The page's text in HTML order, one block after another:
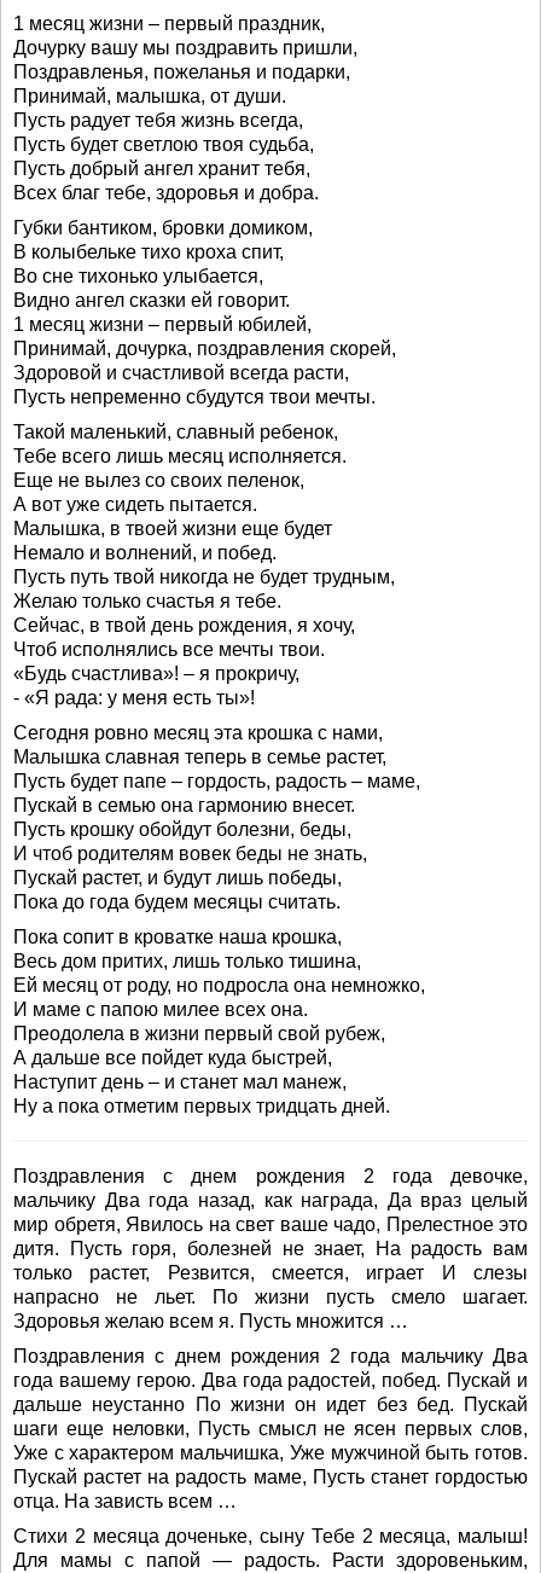
1 месяц жизни – первый праздник,
Дочурку вашу мы поздравить пришли,
Поздравленья, пожеланья и подарки,
Принимай, малышка, от души.
Пусть радует тебя жизнь всегда,
Пусть будет светлою твоя судьба,
Пусть добрый ангел хранит тебя,
Всех благ тебе, здоровья и добра.
Губки бантиком, бровки домиком,
В колыбельке тихо кроха спит,
Во сне тихонько улыбается,
Видно ангел сказки ей говорит.
1 месяц жизни – первый юбилей,
Принимай, дочурка, поздравления скорей,
Здоровой и счастливой всегда расти,
Пусть непременно сбудутся твои мечты.
Такой маленький, славный ребенок,
Тебе всего лишь месяц исполняется.
Еще не вылез со своих пеленок,
А вот уже сидеть пытается.
Малышка, в твоей жизни еще будет
Немало и волнений, и побед.
Пусть путь твой никогда не будет трудным,
Желаю только счастья я тебе.
Сейчас, в твой день рождения, я хочу,
Чтоб исполнялись все мечты твои.
«Будь счастлива»! – я прокричу,
- «Я рада: у меня есть ты»!
Сегодня ровно месяц эта крошка с нами,
Малышка славная теперь в семье растет,
Пусть будет папе – гордость, радость – маме,
Пускай в семью она гармонию внесет.
Пусть крошку обойдут болезни, беды,
И чтоб родителям вовек беды не знать,
Пускай растет, и будут лишь победы,
Пока до года будем месяцы считать.
Пока сопит в кроватке наша крошка,
Весь дом притих, лишь только тишина,
Ей месяц от роду, но подросла она немножко,
И маме с папою милее всех она.
Преодолела в жизни первый свой рубеж,
А дальше все пойдет куда быстрей,
Наступит день – и станет мал манеж,
Ну а пока отметим первых тридцать дней.
Поздравления с днем рождения 2 года девочке,
мальчику Два года назад, как награда, Да враз целый
мир обретя, Явилось на свет ваше чадо, Прелестное это
дитя. Пусть горя, болезней не знает, На радость вам
только растет, Резвится, смеется, играет И слезы
напрасно не льет. По жизни пусть смело шагает.
Здоровья желаю всем я. Пусть множится …
Поздравления с днем рождения 2 года мальчику Два
года вашему герою. Два года радостей, побед. Пускай и
дальше неустанно По жизни он идет без бед. Пускай
шаги еще неловки, Пусть смысл не ясен первых слов,
Уже с характером мальчишка, Уже мужчиной быть готов.
Пускай растет на радость маме, Пусть станет гордостью
отца. На зависть всем …
Стихи 2 месяца доченьке, сыну Тебе 2 месяца, малыш!
Для мамы с папой — радость. Расти здоровеньким,